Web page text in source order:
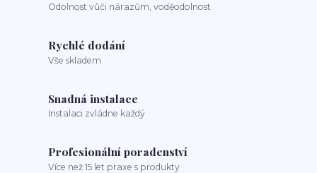
Odolnost vůči nárazům, voděodolnost
Rychlé dodání
Vše skladem
Snadná instalace
Instalaci zvládne každý
Profesionální poradenství
Více než 15 let praxe s produkty